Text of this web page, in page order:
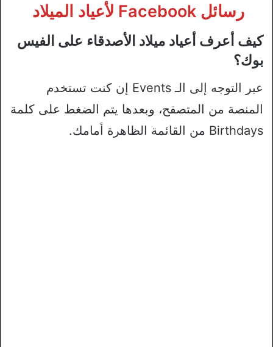
رسائل Facebook لأعياد الميلاد
كيف أعرف أعياد ميلاد الأصدقاء على الفيس
بوك؟
عبر التوجه إلى الـ Events إن كنت تستخدم
المنصة من المتصفح، وبعدها يتم الضغط على كلمة
Birthdays من القائمة الظاهرة أمامك.